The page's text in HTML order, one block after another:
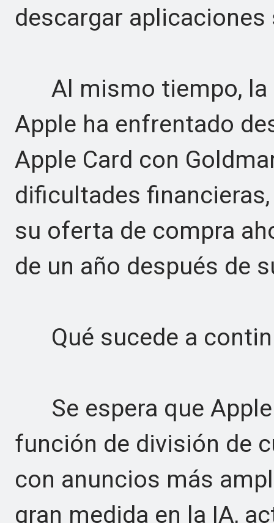
descargar
Al mismo tiempo, la
Apple ha enfrentado
Apple Card con
dificultades
su oferta de compra
de un año después de
Qué sucede a
Se espera que Apple
función de división de
con anuncios más
gran medida en la IA,